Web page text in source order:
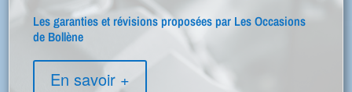
Les garanties et révisions proposées par Les Occasions
de Bollène
En savoir +